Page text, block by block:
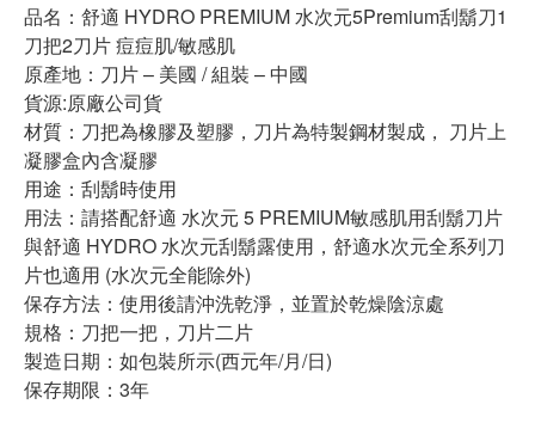
品名：舒適 HYDRO PREMIUM 水次元5Premium刮鬍刀1
刀把2刀片 痘痘肌/敏感肌
原產地：刀片 – 美國 / 組裝 – 中國
貨源:原廠公司貨
材質：刀把為橡膠及塑膠，刀片為特製鋼材製成， 刀片上
凝膠盒內含凝膠
用途：刮鬍時使用
用法：請搭配舒適 水次元 5 PREMIUM敏感肌用刮鬍刀片
與舒適 HYDRO 水次元刮鬍露使用，舒適水次元全系列刀
片也適用 (水次元全能除外)
保存方法：使用後請沖洗乾淨，並置於乾燥陰涼處
規格：刀把一把，刀片二片
製造日期：如包裝所示(西元年/月/日)
保存期限：3年